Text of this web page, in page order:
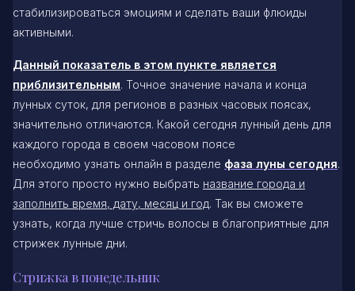
стабилизироваться эмоциям и сделать ваши флюиды
активными.
Данный показатель в этом пункте является
приблизительным. Точное значение начала и конца
лунных суток, для регионов в разных часовых поясах,
значительно отличаются. Какой сегодня лунный день для
каждого города в своем часовом поясе
необходимо узнать онлайн в разделе фаза луны сегодня.
Для этого просто нужно выбрать название города и
заполнить время, дату, месяц и год. Так вы сможете
узнать, когда лучше стричь волосы в благоприятные для
стрижек лунные дни.
Стрижка в понедельник